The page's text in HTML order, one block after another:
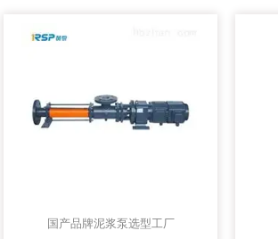
国产品牌泥浆泵选型工厂